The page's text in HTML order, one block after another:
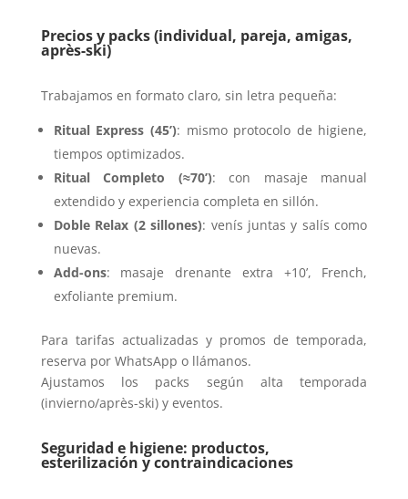
Precios y packs (individual, pareja, amigas,
après-ski)
Trabajamos en formato claro, sin letra pequeña:
Ritual Express (45’): mismo protocolo de higiene,
tiempos optimizados.
Ritual Completo (≈70’): con masaje manual
extendido y experiencia completa en sillón.
Doble Relax (2 sillones): venís juntas y salís como
nuevas.
Add-ons: masaje drenante extra +10’, French,
exfoliante premium.
Para tarifas actualizadas y promos de temporada,
reserva por WhatsApp o llámanos.
Ajustamos los packs según alta temporada
(invierno/après-ski) y eventos.
Seguridad e higiene: productos,
esterilización y contraindicaciones